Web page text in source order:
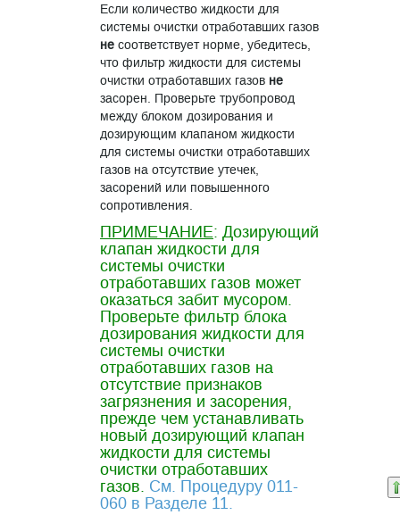
Если количество жидкости для
системы очистки отработавших газов
несоответствует норме, убедитесь,
что фильтр жидкости для системы
очистки отработавших газов не
засорен. Проверьте трубопровод
между блоком дозирования и
дозирующим клапаном жидкости
для системы очистки отработавших
газов на отсутствие утечек,
засорений или повышенного
сопротивления.
ПРИМЕЧАНИЕ: Дозирующий
клапан жидкости для
системы очистки
отработавших газов может
оказаться забит мусором.
Проверьте фильтр блока
дозирования жидкости для
системы очистки
отработавших газов на
отсутствие признаков
загрязнения и засорения,
прежде чем устанавливать
новый дозирующий клапан
жидкости для системы
очистки отработавших
газов. См. Процедуру 011-
060 в Разделе 11.